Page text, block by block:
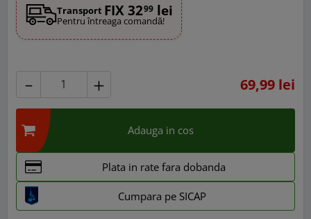
Transport FIX 3299 lei
Pentru întreaga comandă!
69,99 lei
Adauga in cos
Plata in rate fara dobanda
Cumpara pe SICAP